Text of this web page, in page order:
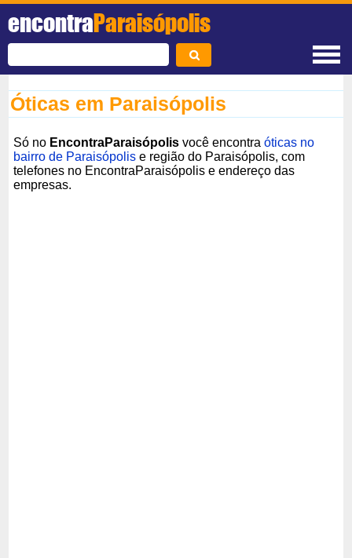
encontraParaisópolis
Óticas em Paraisópolis
Só no EncontraParaisópolis você encontraóticas no
bairro de Paraisópolis e região do Paraisópolis, com
telefones no EncontraParaisópolis e endereço das
empresas.